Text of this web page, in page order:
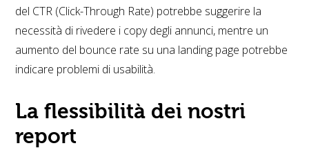
del CTR (Click-Through Rate) potrebbe suggerire la
necessità di rivedere i copy degli annunci, mentre un
aumento del bounce rate su una landing page potrebbe
indicare problemi di usabilità.
La flessibilità dei nostri
report